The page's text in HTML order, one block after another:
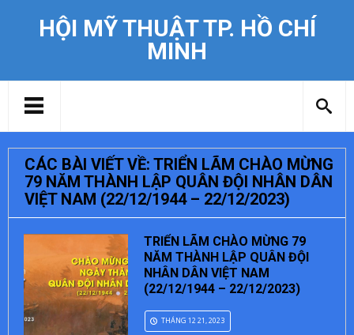
HỘI MỸ THUẬT TP. HỒ CHÍ
MINH
CÁC BÀI VIẾT VỀ: TRIỂN LÃM CHÀO MỪNG
79 NĂM THÀNH LẬP QUÂN ĐỘI NHÂN DÂN
VIỆT NAM (22/12/1944 – 22/12/2023)
TRIỂN LÃM CHÀO MỪNG 79
NĂM THÀNH LẬP QUÂN ĐỘI
NHÂN DÂN VIỆT NAM
(22/12/1944 – 22/12/2023)
THÁNG 12 21, 2023